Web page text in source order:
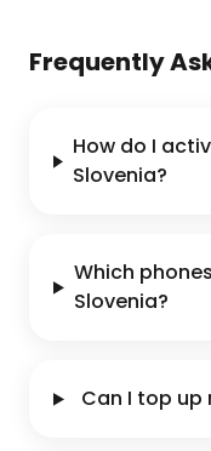
Frequently
How do I
Slovenia?
Which
Slovenia?
Can I top up